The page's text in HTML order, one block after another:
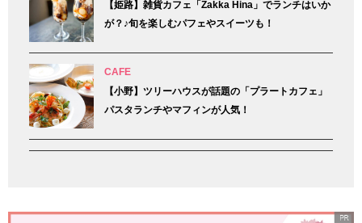
【姫路】雑貨カフェ「Zakka Hina」でランチはいか
が？♪旬を楽しむパフェやスイーツも！
CAFE
【小野】ツリーハウスが話題の「プラートカフェ」
パスタランチやマフィンが人気！